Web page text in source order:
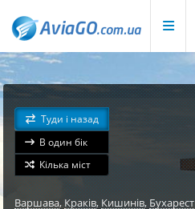
Туди і назад
В один бік
Кілька міст
Варшава,Краків, Кишинів, Бухарест